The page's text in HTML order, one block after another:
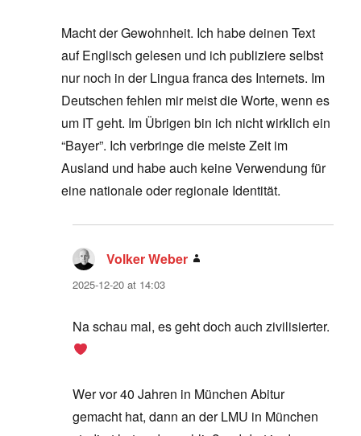
Macht der Gewohnheit. Ich habe deinen Text
auf Englisch gelesen und ich publiziere selbst
nur noch in der Lingua franca des Internets. Im
Deutschen fehlen mir meist die Worte, wenn es
um IT geht. Im Übrigen bin ich nicht wirklich ein
“Bayer”. Ich verbringe die meiste Zeit im
Ausland und habe auch keine Verwendung für
eine nationale oder regionale Identität.
Volker Weber
2025-12-20 at 14:03
Na schau mal, es geht doch auch zivilisierter.
Wer vor 40 Jahren in München Abitur
gemacht hat, dann an der LMU in München